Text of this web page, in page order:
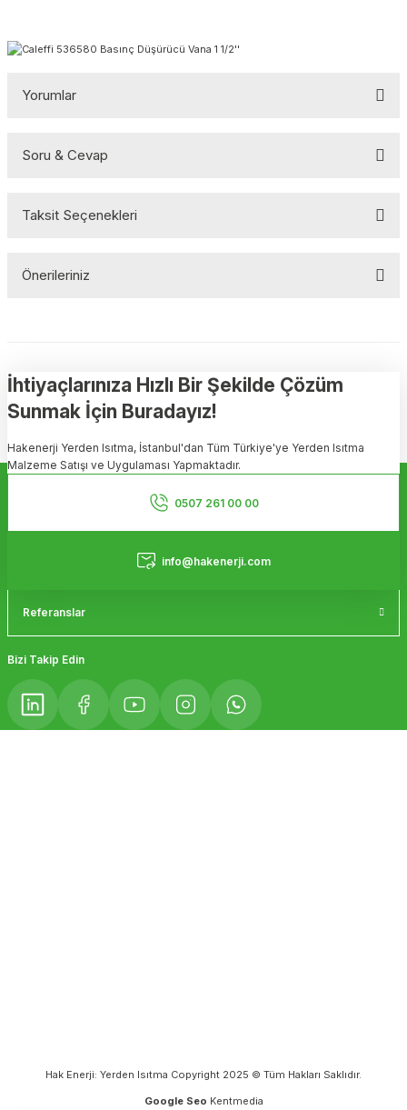
Yorumlar
Soru & Cevap
Taksit Seçenekleri
Önerileriniz
Görüş ve önerileriniz için teşekkür ederiz.
Ürün resmi kalitesiz, bozuk veya görüntülenemiyor.
Ürün açıklamasında eksik bilgiler bulunuyor.
Ürün bilgilerinde hatalar bulunuyor.
Ürün fiyatı diğer sitelerden daha pahalı.
Bu ürüne benzer farklı alternatifler olmalı.
İhtiyaçlarınıza Hızlı Bir Şekilde Çözüm
Sunmak İçin Buradayız!
Hakenerji Yerden Isıtma, İstanbul'dan Tüm Türkiye'ye Yerden Isıtma
Malzeme Satışı ve Uygulaması Yapmaktadır.
0507 261 00 00
info@hakenerji.com
Referanslar
Bizi Takip Edin
Hak Enerji: Yerden Isıtma Copyright 2025 © Tüm Hakları Saklıdır.
Google Seo Kentmedia